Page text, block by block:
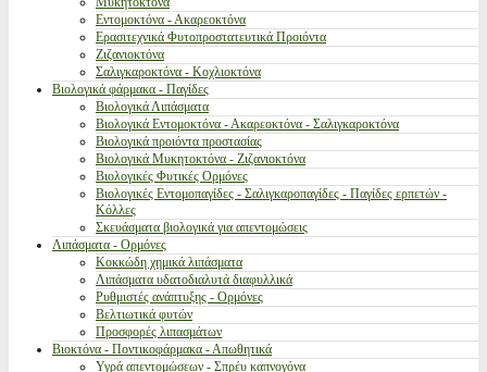
Εντομοκτόνα - Ακαρεοκτόνα
Ερασιτεχνικά Φυτοπροστατευτικά Προιόντα
Ζιζανιοκτόνα
Σαλιγκαροκτόνα - Κοχλιοκτόνα
Βιολογικά φάρμακα - Παγίδες
Βιολογικά Λιπάσματα
Βιολογικά Εντομοκτόνα - Ακαρεοκτόνα - Σαλιγκαροκτόνα
Βιολογικά προιόντα προστασίας
Βιολογικά Μυκητοκτόνα - Ζιζανιοκτόνα
Βιολογικές Φυτικές Ορμόνες
Βιολογικές Εντομοπαγίδες - Σαλιγκαροπαγίδες - Παγίδες ερπετών -
Κόλλες
Σκευάσματα βιολογικά για απεντομώσεις
Λιπάσματα - Ορμόνες
Κοκκώδη χημικά λιπάσματα
Λιπάσματα υδατοδιαλυτά διαφυλλικά
Ρυθμιστές ανάπτυξης - Ορμόνες
Βελτιωτικά φυτών
Προσφορές λιπασμάτων
Βιοκτόνα - Ποντικοφάρμακα - Απωθητικά
Υγρά απεντομώσεων - Σπρέυ καπνογόνα